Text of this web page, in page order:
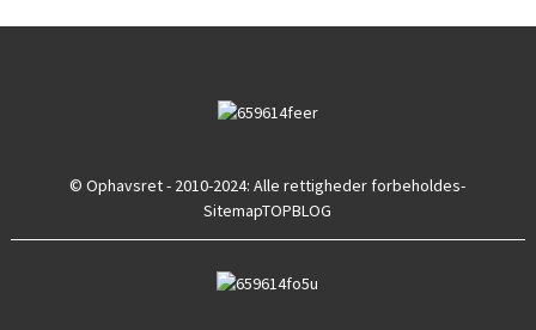
© Ophavsret - 2010-2024: Alle rettigheder forbeholdes-
SitemapTOPBLOG